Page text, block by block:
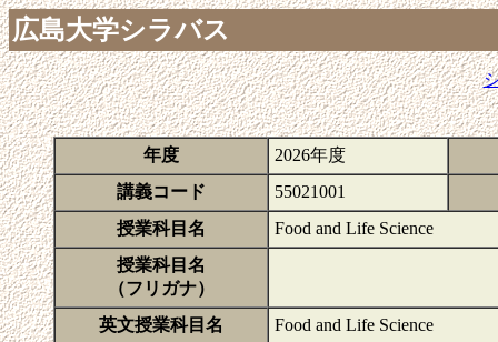
広島大学シラバス
年度
2026年度
講義コード
55021001
授業科目名
Food and Life Science
授業科目名
（フリガナ）
英文授業科目名
Food and Life Science